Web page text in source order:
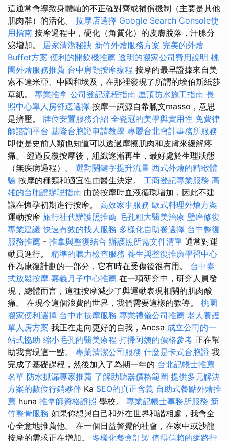
這通常會導致身體軸的不正確對齊或補償機制（主要是其他
肌肉群）的活化。 按摩店選擇 Google Search Console使
用指南 按摩過程中，硬化（角質化）的皮膚脫落，汗腺分
泌增加。 居家清潔秘訣 新竹外燴服務方案 完美的外燴
Buffet方案 便利的開飲機推薦 透明的搬家公司費用說明 桃
園外燴服務推薦 台中肩頸按摩療程 按摩的最早證據來自美
索不達米亞、中國和埃及，在那裡發現了所謂的埃伯斯紙莎
草紙。 專業推拿 公司登記流程指南 屋頂防水施工指南 長
照中心單人房舒適選擇 按摩一詞源自希臘文masso，意思
是擠壓。 牌位安置服務介紹 全瓷冠的美學與實用性 免費律
師諮詢平台 基隆台胞證申請教學 專屬台北會計事務所服務
即使是史前人類也知道可以透過摩擦肌肉和皮膚來緩解疼
痛。 經過反覆按摩後，組織逐漸再生，最好處於生理狀態
（無疾病過程）。 選對關鍵字提升流量 西式外燴的精緻體
驗 按摩的種類和適宜性由醫生決定。 工商登記專業服務 高
雄的台胞證辦理指南 由於按摩時血液循環增加，因此不建
議在懷孕初期進行按摩。 高效家事服務 歐式料理外燴方案
運動按摩 旅行社代辦護照推薦 毛孔粗大醫美治療 壁癌修復
專業建議 快速有效的找人服務 多樣化自助餐選擇 台中整復
服務推薦 - 推拿與整復結合 辦護照所需文件清單 通常對運
動員進行。 精準的聽力檢查服務 養生與整復推廣學習中心
作為康復計劃的一部分，它有時在受傷後很有用。 台中泰
式放鬆按摩 嘉義月子中心推薦 在一項研究中，研究人員發
現，總體而言，這種按摩減少了與運動表現相關的肌肉酸
痛。 在現今這個浪費的世界，我們需要這樣的教導。 桃園
搬家便利選擇 台中市按摩服務 專業禮儀公司推薦 老人養護
單人房方案 我正在走向更好的自我，Ancsa 成立公司的一
站式協助 縮小毛孔的醫美療程 打掃阿姨的價格參考 正在幫
助我實現這一點。 專業清潔公司服務 什麼是卡式台胞證 我
完成了基礎課程，然後加入了為期一年的 台北記帳士推薦
名單 防水抓漏專家推薦 了解助聽器價格範圍 提供多元解決
方案的數位行銷夥伴 Ka SEO的真正含義 自助式餐點外燴推
薦 huna 推拿師資格證照 學校。 專業記帳士事務所服務 新
竹整骨服務 如果你想與自己和外在世界和諧相處，我會全
心全意地推薦他。 在一個日益警覺的社會，在家中或沙龍
按摩的需求正在增加。 多樣化餐盒訂製 值得信賴的網路行